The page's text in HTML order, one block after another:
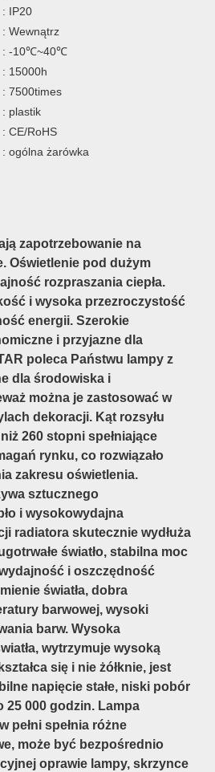
: IP20
: Wewnątrz
: -10℃~40℃
: 15000h
: 7500times
: plastik
: CE/RoHS
: ogólna żarówka
zapotrzebowanie na
Oświetlenie pod dużym
rozpraszania ciepła.
i wysoka przezroczystość
energii. Szerokie
i przyjazne dla
poleca Państwu lampy z
dla środowiska i
można je zastosować w
dekoracji. Kąt rozsyłu
260 stopni spełniające
rynku, co rozwiązało
zakresu oświetlenia.
sztucznego
i wysokowydajna
radiatora skutecznie wydłuża
światło, stabilna moc
i oszczędność
światła, dobra
barwowej, wysoki
barw. Wysoka
wytrzymuje wysoką
się i nie żółknie, jest
napięcie stałe, niski pobór
25 000 godzin. Lampa
pełni spełnia różne
może być bezpośrednio
oprawie lampy, skrzynce